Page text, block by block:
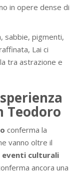
in opere dense di
sabbie, pigmenti,
Lai ci
tra astrazione e
Teodoro
conferma la
vanno oltre il
eventi culturali
ancora una